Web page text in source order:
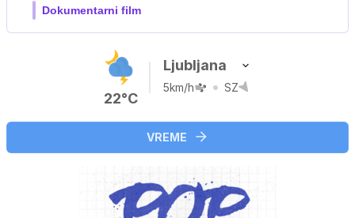
Film meseca / družinski, pustolovski
22°C
Ljubljana
5km/h SZ
VREME